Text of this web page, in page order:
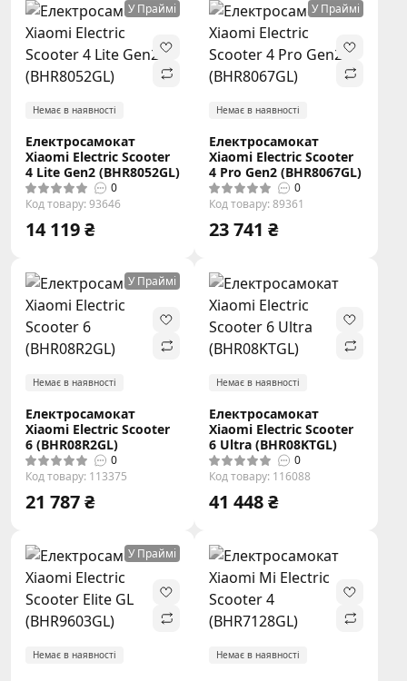
У Праймі
Немає в наявності
Електросамокат
Xiaomi Electric Scooter
4 Lite Gen2 (BHR8052GL)
0
Код товару: 93646
14 119 ₴
У Праймі
Немає в наявності
Електросамокат
Xiaomi Electric Scooter
4 Pro Gen2 (BHR8067GL)
0
Код товару: 89361
23 741 ₴
У Праймі
Немає в наявності
Електросамокат
Xiaomi Electric Scooter
6 (BHR08R2GL)
0
Код товару: 113375
21 787 ₴
Немає в наявності
Електросамокат
Xiaomi Electric Scooter
6 Ultra (BHR08KTGL)
0
Код товару: 116088
41 448 ₴
У Праймі
Немає в наявності Немає в наявності